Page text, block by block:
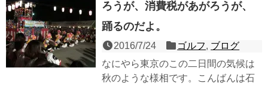
ろうが、消費税があがろうが、
踊るのだよ。
2016/7/24 ゴルフ, ブログ
なにやら東京のこの二日間の気候は
秋のような様相です。こんばんは石